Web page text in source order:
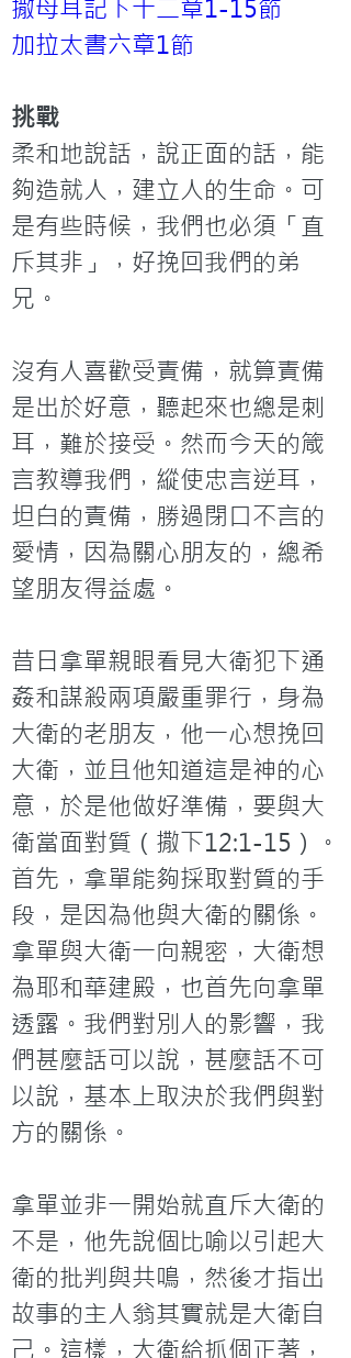
撒母耳記下十二章1-15節
加拉太書六章1節
挑戰
柔和地說話，說正面的話，能
夠造就人，建立人的生命。可
是有些時候，我們也必須「直
斥其非」，好挽回我們的弟
兄。
沒有人喜歡受責備，就算責備
是出於好意，聽起來也總是刺
耳，難於接受。然而今天的箴
言教導我們，縱使忠言逆耳，
坦白的責備，勝過閉口不言的
愛情，因為關心朋友的，總希
望朋友得益處。
昔日拿單親眼看見大衛犯下通
姦和謀殺兩項嚴重罪行，身為
大衛的老朋友，他一心想挽回
大衛，並且他知道這是神的心
意，於是他做好準備，要與大
衛當面對質（撒下12:1-15）。
首先，拿單能夠採取對質的手
段，是因為他與大衛的關係。
拿單與大衛一向親密，大衛想
為耶和華建殿，也首先向拿單
透露。我們對別人的影響，我
們甚麼話可以說，甚麼話不可
以說，基本上取決於我們與對
方的關係。
拿單並非一開始就直斥大衛的
不是，他先說個比喻以引起大
衛的批判與共鳴，然後才指出
故事的主人翁其實就是大衛自
己。這樣，大衛給抓個正著，